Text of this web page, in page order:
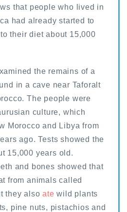
that people who lived in
had already started to
their diet about 15,000
the remains of a
in a cave near Taforalt
The people were
culture, which
Morocco and Libya from
ago. Tests showed the
15,000 years old.
and bones showed that
from animals called
they alsoate wild plants
pine nuts, pistachios and